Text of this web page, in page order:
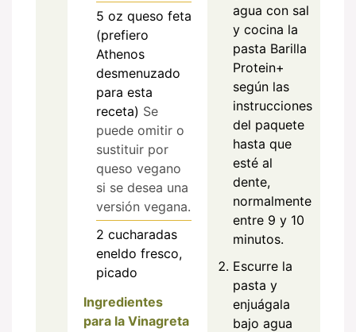
5 oz queso feta
(prefiero
Athenos
desmenuzado
para esta
receta) Se
puede omitir o
sustituir por
queso vegano
si se desea una
versión vegana.
2 cucharadas
eneldo fresco,
picado
Ingredientes
para la Vinagreta
agua con sal
y cocina la
pasta Barilla
Protein+
según las
instrucciones
del paquete
hasta que
esté al
dente,
normalmente
entre 9 y 10
minutos.
Escurre la
pasta y
enjuágala
bajo agua